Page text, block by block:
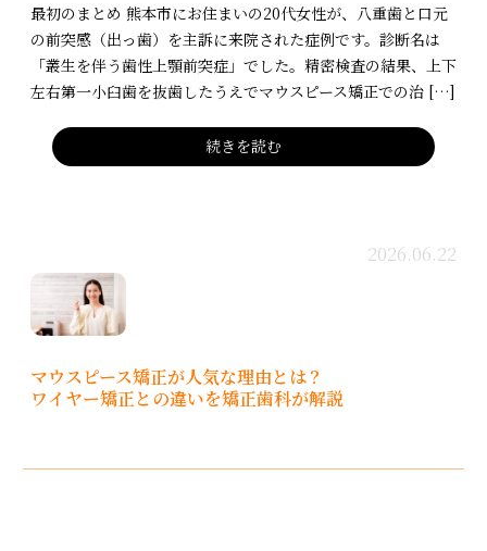
最初のまとめ 熊本市にお住まいの20代女性が、八重歯と口元
の前突感（出っ歯）を主訴に来院された症例です。診断名は
「叢生を伴う歯性上顎前突症」でした。精密検査の結果、上下
左右第一小臼歯を抜歯したうえでマウスピース矯正での治 […]
続きを読む
2026.06.22
マウスピース矯正が人気な理由とは？
ワイヤー矯正との違いを矯正歯科が解説